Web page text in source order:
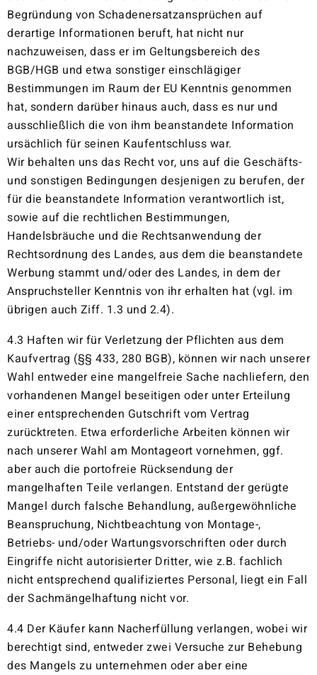
Begründung von Schadenersatzansprüchen auf
derartige Informationen beruft, hat nicht nur
nachzuweisen, dass er im Geltungsbereich des
BGB/HGB und etwa sonstiger einschlägiger
Bestimmungen im Raum der EU Kenntnis genommen
hat, sondern darüber hinaus auch, dass es nur und
ausschließlich die von ihm beanstandete Information
ursächlich für seinen Kaufentschluss war.
Wir behalten uns das Recht vor, uns auf die Geschäfts-
und sonstigen Bedingungen desjenigen zu berufen, der
für die beanstandete Information verantwortlich ist,
sowie auf die rechtlichen Bestimmungen,
Handelsbräuche und die Rechtsanwendung der
Rechtsordnung des Landes, aus dem die beanstandete
Werbung stammt und/oder des Landes, in dem der
Anspruchsteller Kenntnis von ihr erhalten hat (vgl. im
übrigen auch Ziff. 1.3 und 2.4).
4.3 Haften wir für Verletzung der Pflichten aus dem
Kaufvertrag (§§ 433, 280 BGB), können wir nach unserer
Wahl entweder eine mangelfreie Sache nachliefern, den
vorhandenen Mangel beseitigen oder unter Erteilung
einer entsprechenden Gutschrift vom Vertrag
zurücktreten. Etwa erforderliche Arbeiten können wir
nach unserer Wahl am Montageort vornehmen, ggf.
aber auch die portofreie Rücksendung der
mangelhaften Teile verlangen. Entstand der gerügte
Mangel durch falsche Behandlung, außergewöhnliche
Beanspruchung, Nichtbeachtung von Montage-,
Betriebs- und/oder Wartungsvorschriften oder durch
Eingriffe nicht autorisierter Dritter, wie z.B. fachlich
nicht entsprechend qualifiziertes Personal, liegt ein Fall
der Sachmängelhaftung nicht vor.
4.4 Der Käufer kann Nacherfüllung verlangen, wobei wir
berechtigt sind, entweder zwei Versuche zur Behebung
des Mangels zu unternehmen oder aber eine